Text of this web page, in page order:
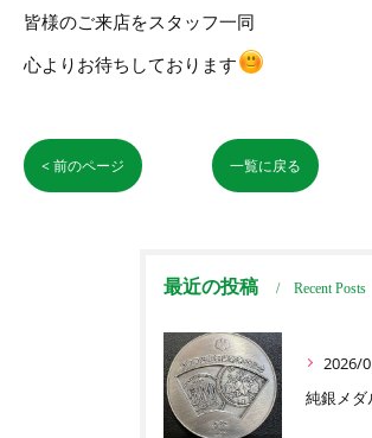
皆様のご来店をスタッフ一同
心よりお待ちしております
< 前のページ 一覧に戻る
最近の投稿 Recent Posts
2026/07/03